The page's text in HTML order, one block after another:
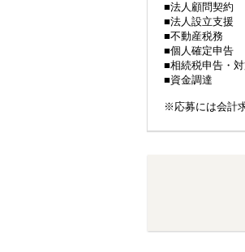
■法人顧問契約
■法人設立支援
■不動産税務
■個人確定申告
■相続税申告・
■資金調達
※応募には会計